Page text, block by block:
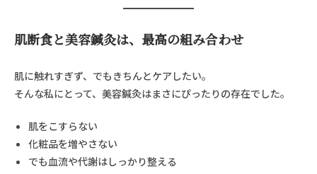
肌断食と美容鍼灸は、最高の組み合わせ
肌に触れすぎず、でもきちんとケアしたい。
そんな私にとって、美容鍼灸はまさにぴったりの存在でした。
肌をこすらない
化粧品を増やさない
でも血流や代謝はしっかり整える